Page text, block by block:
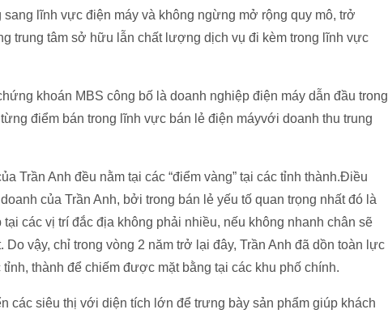
lĩnh vực điện máy và không ngừng mở rộng quy mô, trở
trung tâm sở hữu lẫn chất lượng dịch vụ đi kèm trong lĩnh vực
khoán MBS công bố là doanh nghiệp điện máy dẫn đầu trong
điểm bán trong lĩnh vực bán lẻ điện máyvới doanh thu trung
Trần Anh đều nằm tại các “điểm vàng” tại các tỉnh thành.Điều
của Trần Anh, bởi trong bán lẻ yếu tố quan trọng nhất đó là
các vị trí đắc địa không phải nhiều, nếu không nhanh chân sẽ
vậy, chỉ trong vòng 2 năm trở lại đây, Trần Anh đã dồn toàn lực
thành để chiếm được mặt bằng tại các khu phố chính.
các siêu thị với diện tích lớn để trưng bày sản phẩm giúp khách